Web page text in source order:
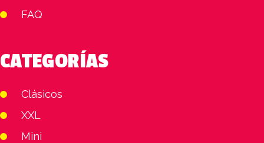
FAQ
CATEGORÍAS
Clásicos
XXL
Mini